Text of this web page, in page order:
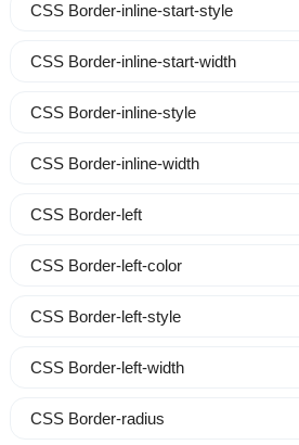
CSS Border-inline-start-style
CSS Border-inline-start-width
CSS Border-inline-style
CSS Border-inline-width
CSS Border-left
CSS Border-left-color
CSS Border-left-style
CSS Border-left-width
CSS Border-radius